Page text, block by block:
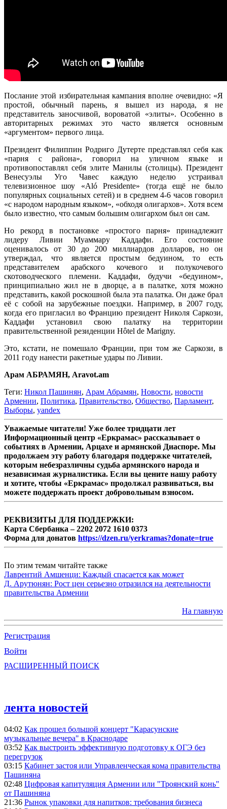
Послание этой избирательная кампания вполне очевидно: «Я
простой, обычный парень, я вышел из народа, я не
представитель заносчивой, вороватой «элиты». Особенно в
авторитарных режимах это часто является основным
«аргументом» первого лица.
Президент Филиппин Родриго Дутерте представлял себя как
«парня с района», говорил на уличном языке и
противопоставлял себя элите Манилы (столицы). Президент
Венесуэлы Уго Чавес каждую неделю устраивал
телевизионное шоу «Aló Presidente» (тогда ещё не было
популярных социальных сетей) и в среднем 4-6 часов говорил
«с народом народным языком», «обходя олигархов». Хотя всем
было известно, что самым большим олигархом был он сам.
Но рекорд в постановке «простого парня» принадлежит
лидеру Ливии Муаммару Каддафи. Его состояние
оценивалось от 30 до 200 миллиардов долларов, но он
утверждал, что является простым бедуином, то есть
представителем арабского кочевого и полукочевого
скотоводческого племени. Каддафи, будучи «бедуином»,
принципиально жил не в дворце, а в палатке, хотя можно
представить, какой роскошной была эта палатка. Он даже брал
её с собой на зарубежные поездки. Например, в 2007 году,
когда его пригласил во Францию президент Николя Саркози,
Каддафи установил свою палатку на территории
правительственной резиденции Hôtel de Marigny.
Это, кстати, не помешало Франции, при том же Саркози, в
2011 году нанести ракетные удары по Ливии.
Арам АБРАМЯН, Aravot.am
Теги: Никол Пашинян, Арам Абрамян, Новости, новости
Армении, Политика, Правительство, Общество, Парламент,
Выборы, yandex
Уважаемые читатели! Уже более тридцати лет
Информационный центр «Еркрамас» рассказывает о
событиях в Армении, Арцахе и армянской Диаспоре. Мы
продолжаем эту работу благодаря поддержке читателей,
которым небезразличны судьба армянского народа и
независимая журналистика. Если вы цените нашу работу
и хотите, чтобы «Еркрамас» продолжал развиваться, вы
можете поддержать проект добровольным взносом.
РЕКВИЗИТЫ ДЛЯ ПОДДЕРЖКИ:
Карта Сбербанка – 2202 2072 1610 0373
Форма для донатов https://dzen.ru/yerkramas?donate=true
По этим темам читайте также
Лаврентий Амшенци: Каждый спасается как может
Д. Арутюнян: Рост цен серьезно отразился на деятельности
правительства Армении
На главную
Регистрация
Войти
РАСШИРЕННЫЙ ПОИСК
лента новостей
04:02 Как прошел большой концерт "Карасунские
музыкальные вечера" в Краснодаре
03:52 Как выстроить эффективную подготовку к ОГЭ без
перегрузок
03:15 Кабинет застоя или Управленческая кома правительства
Пашиняна
02:48 Цифровая капитуляция Армении или "Троянский конь"
от Пашиняна
21:36 Рынок упаковки для напитков: требования бизнеса